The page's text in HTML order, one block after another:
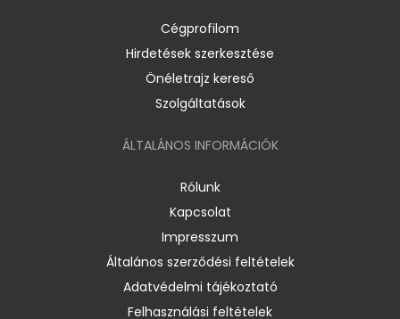
Cégprofilom
Hirdetések szerkesztése
Önéletrajz kereső
Szolgáltatások
ÁLTALÁNOS INFORMÁCIÓK
Rólunk
Kapcsolat
Impresszum
Általános szerződési feltételek
Adatvédelmi tájékoztató
Felhasználási feltételek